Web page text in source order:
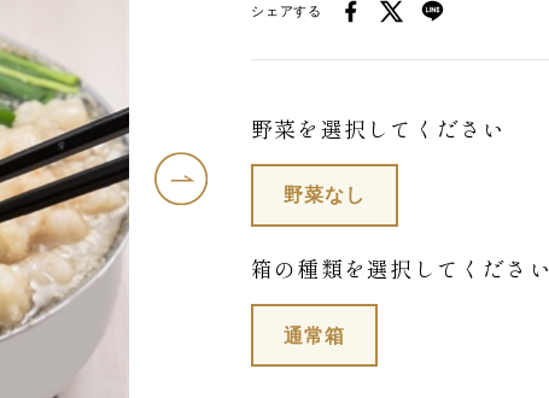
シェアする
野菜を選択してください
野菜なし
箱の種類を選択してください
通常箱